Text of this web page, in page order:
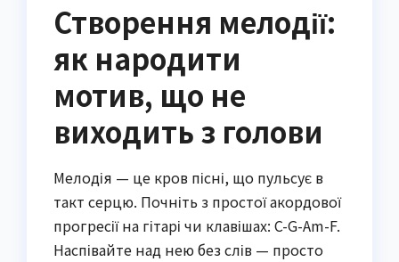
Створення мелодії:
як народити
мотив, що не
виходить з голови
Мелодія — це кров пісні, що пульсує в
такт серцю. Почніть з простої акордової
прогресії на гітарі чи клавішах: C-G-Am-F.
Наспівайте над нею без слів — просто